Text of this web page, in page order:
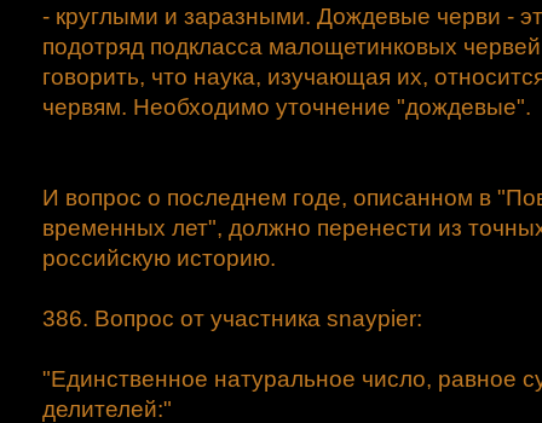
- круглыми и заразными. Дождевые черви -
подотряд подкласса малощетинковых
говорить, что наука, изучающая их,
червям. Необходимо уточнение "дождевые".
И вопрос о последнем годе, описанном в
временных лет", должно перенести из
российскую историю.
386. Вопрос от участника snaypier:
"Единственное натуральное число, равное
делителей:"